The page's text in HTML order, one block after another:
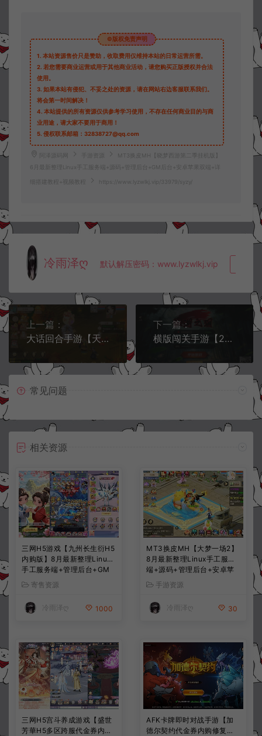
©版权免责声明
1. 本站资源售价只是赞助，收取费用仅维持本站的日常运营所需。
2. 若您需要商业运营或用于其他商业活动，请您购买正版授权并合法
使用。
3. 如果本站有侵犯、不妥之处的资源，请在网站右边客服联系我们。
将会第一时间解决！
4. 本站提供的所有资源仅供参考学习使用，不存在任何商业目的与商
业用途，请大家不要用于商用！
5. 侵权联系邮箱：32838727@qq.com
阿泽源码网 手游资源
MT3换皮MH【晓梦西游第二季挂机版】
6月最新整理Linux手工服务端+源码+管理后台+GM后台+安卓苹果双端+详
细搭建教程+视频教程 https://www.lyzwlkj.vip/33979/syzy/
冷雨泽ღ 默认解压密码：www.lyzwlkj.vip
上一篇：
大话回合手游【天空西游之元始内丹心法版】6月最新整理Linux手工服务端+全套源码+管理后台+安卓苹果双端+详细搭建教程+视频教程
下一篇：
横版闯关手游【2D江湖之涧1.5阿拉德】6月最新整理Linux手工服务端+源码+宣传图+管理后台+GM授权后台+安卓苹果双端+详细搭建教程+视频教程
常见问题
相关资源
三网H5游戏【九州长生衍H5
内购版】8月最新整理Linux
手工服务端+管理后台+GM
授权后台+简易安卓客户端
+详细搭建教程+视频教程
寄售资源
冷雨泽ღ 1000
MT3换皮MH【大梦一场2】
8月最新整理Linux手工服务
端+源码+管理后台+安卓苹
果双端+详细搭建教程+视频
教程
手游资源
冷雨泽ღ 30
三网H5宫斗养成游戏【盛世
芳華H5多区跨服代金券内购
AFK卡牌即时对战手游【加
德尔契约代金券内购修复